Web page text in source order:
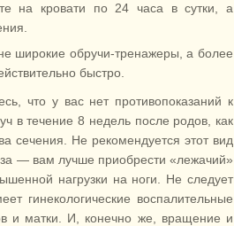
на кровати по 24 часа в сутки, а
широкие обручи-тренажеры, а более
быстро.
что у вас нет противопоказаний к
в течение 8 недель после родов, как
сечения. Не рекомендуется этот вид
— вам лучше приобрести «лежачий»
нагрузки на ноги. Не следует
гинекологические воспалительные
и матки. И, конечно же, вращение и